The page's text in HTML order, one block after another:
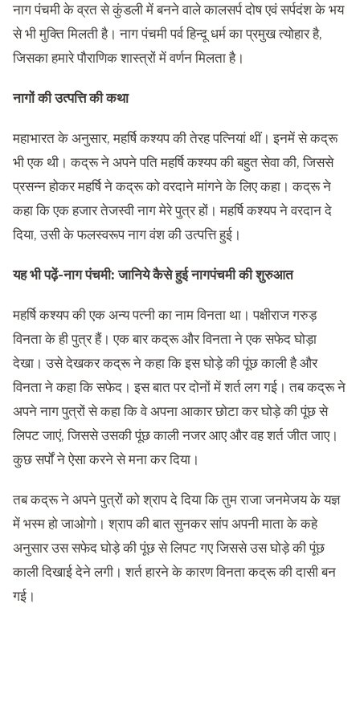
नाग पंचमी के व्रत से कुंडली में बनने वाले कालसर्प दोष एवं सर्पदंश के भय
से भी मुक्ति मिलती है। नाग पंचमी पर्व हिन्दू धर्म का प्रमुख त्योहार है,
जिसका हमारे पौराणिक शास्त्रों में वर्णन मिलता है।
नागों की उत्पत्ति की कथा
महाभारत के अनुसार, महर्षि कश्यप की तेरह पत्नियां थीं। इनमें से कद्रू
भी एक थी। कद्रू ने अपने पति महर्षि कश्यप की बहुत सेवा की, जिससे
प्रसन्न होकर महर्षि ने कद्रू को वरदाने मांगने के लिए कहा। कद्रू ने
कहा कि एक हजार तेजस्वी नाग मेरे पुत्र हों। महर्षि कश्यप ने वरदान दे
दिया, उसी के फलस्वरूप नाग वंश की उत्पत्ति हुई।
यह भी पढ़ें-नाग पंचमी: जानिये कैसे हुई नागपंचमी की शुरुआत
महर्षि कश्यप की एक अन्य पत्नी का नाम विनता था। पक्षीराज गरुड़
विनता के ही पुत्र हैं। एक बार कद्रू और विनता ने एक सफेद घोड़ा
देखा। उसे देखकर कद्रू ने कहा कि इस घोड़े की पूंछ काली है और
विनता ने कहा कि सफेद। इस बात पर दोनों में शर्त लग गई। तब कद्रू ने
अपने नाग पुत्रों से कहा कि वे अपना आकार छोटा कर घोड़े की पूंछ से
लिपट जाएं, जिससे उसकी पूंछ काली नजर आए और वह शर्त जीत जाए।
कुछ सर्पों ने ऐसा करने से मना कर दिया।
तब कद्रू ने अपने पुत्रों को श्राप दे दिया कि तुम राजा जनमेजय के यज्ञ
में भस्म हो जाओगो। श्राप की बात सुनकर सांप अपनी माता के कहे
अनुसार उस सफेद घोड़े की पूंछ से लिपट गए जिससे उस घोड़े की पूंछ
काली दिखाई देने लगी। शर्त हारने के कारण विनता कद्रू की दासी बन
गई।